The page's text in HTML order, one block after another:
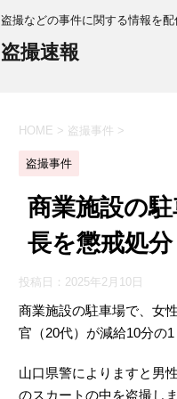
盗撮などの事件に関する情報を配
盗撮速報
HOME > 盗撮事件 >
盗撮事件
商業施設の
長を懲戒処
投稿日： 2025年2月10日
商業施設の駐車場で、女
官（20代）が減給10分の
山口県警によりますと男
のスカートの中を盗撮しま